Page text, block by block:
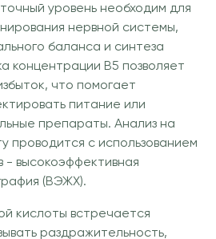
уровень необходим для
нервной системы,
баланса и синтеза
концентрации B5 позволяет
что помогает
питание или
препараты. Анализ на
проводится с использованием
- высокоэффективная
(ВЭЖХ).
кислоты встречается
раздражительность,